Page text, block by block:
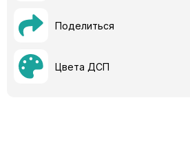
Поделиться
Цвета ДСП